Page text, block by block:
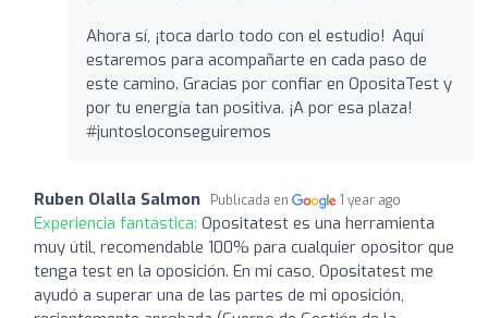
Ahora sí, ¡toca darlo todo con el estudio! Aquí
estaremos para acompañarte en cada paso de
este camino. Gracias por confiar en OpositaTest y
por tu energía tan positiva. ¡A por esa plaza!
#juntosloconseguiremos
Ruben Olalla Salmon Publicada en 1 year ago
Experiencia fantástica: Opositatest es una herramienta
muy útil, recomendable 100% para cualquier opositor que
tenga test en la oposición. En mi caso, Opositatest me
ayudó a superar una de las partes de mi oposición,